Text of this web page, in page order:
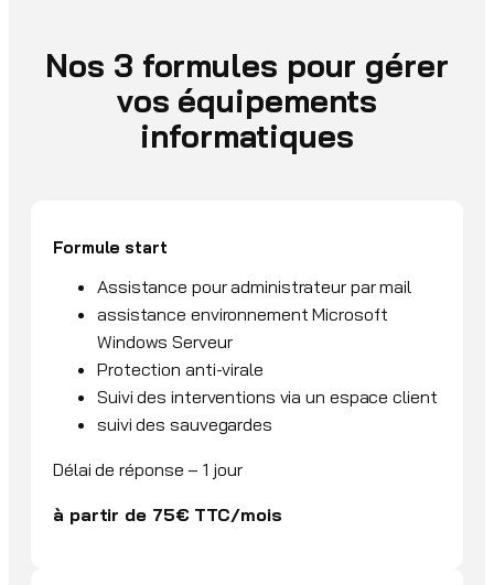
Nos 3 formules pour gérer
vos équipements
informatiques
Formule start
Assistance pour administrateur par mail
assistance environnement Microsoft
Windows Serveur
Protection anti-virale
Suivi des interventions via un espace client
suivi des sauvegardes
Délai de réponse – 1 jour
à partir de 75€ TTC/mois